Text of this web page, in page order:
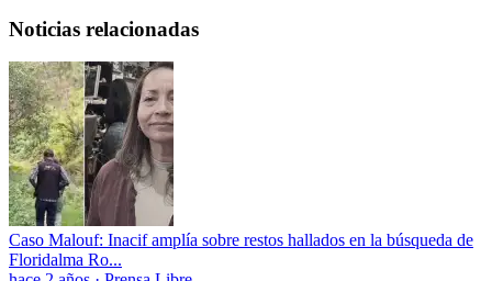
Noticias relacionadas
Caso Malouf: Inacif amplía sobre restos hallados en la búsqueda de
Floridalma Ro...